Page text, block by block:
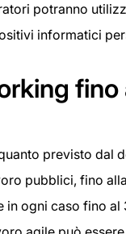
potranno
informatici
fino
previsto dal
pubblici, fino
in ogni caso fino al